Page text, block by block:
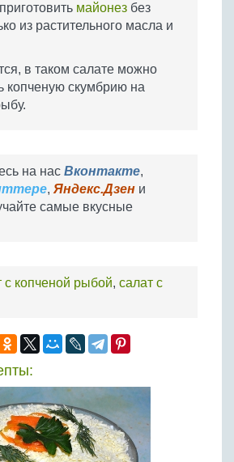
майонез без
из растительного масла и
в таком салате можно
копченую скумбрию на
на нас Вконтакте,
, Яндекс.Дзен и
самые вкусные
с копченой рыбой, салат с